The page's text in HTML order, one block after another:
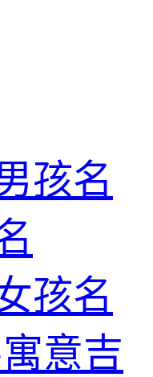
孩名
孩名
意吉